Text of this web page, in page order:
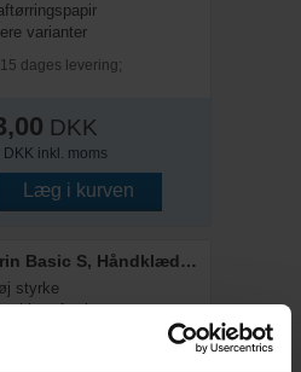
varianter
dages levering;
DKK
DKK inkl. moms
Læg i kurven
Katrin Basic S, Håndklæderulle
styrke
lag: 1 stk